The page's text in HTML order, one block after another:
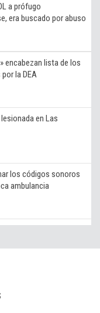
a prófugo
era buscado por abuso
encabezan lista de los
la DEA
en Las
los códigos sonoros
ambulancia